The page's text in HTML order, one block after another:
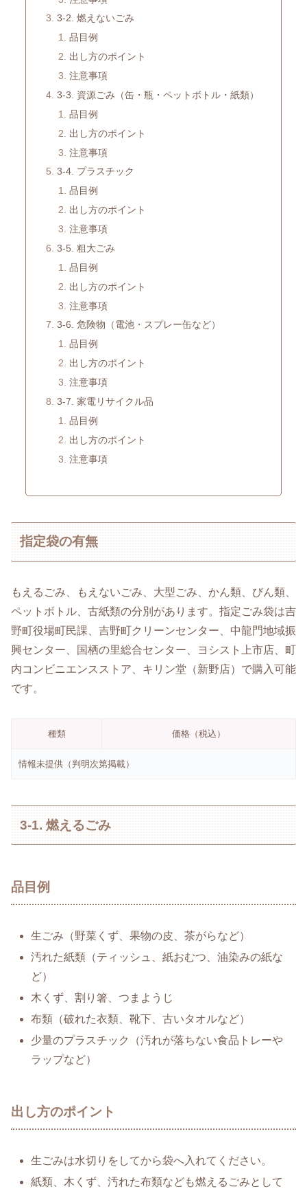
3-2. 燃えないごみ
品目例
出し方のポイント
注意事項
3-3. 資源ごみ（缶・瓶・ペットボトル・紙類）
品目例
出し方のポイント
注意事項
3-4. プラスチック
品目例
出し方のポイント
注意事項
3-5. 粗大ごみ
品目例
出し方のポイント
注意事項
3-6. 危険物（電池・スプレー缶など）
品目例
出し方のポイント
注意事項
3-7. 家電リサイクル品
品目例
出し方のポイント
注意事項
指定袋の有無
もえるごみ、もえないごみ、大型ごみ、かん類、びん類、
ペットボトル、古紙類の分別があります。指定ごみ袋は吉
野町役場町民課、吉野町クリーンセンター、中龍門地域振
興センター、国栖の里総合センター、ヨシスト上市店、町
内コンビニエンスストア、キリン堂（新野店）で購入可能
です。
種類 価格（税込）
情報未提供（判明次第掲載）
3-1. 燃えるごみ
品目例
生ごみ（野菜くず、果物の皮、茶がらなど）
汚れた紙類（ティッシュ、紙おむつ、油染みの紙な
ど）
木くず、割り箸、つまようじ
布類（破れた衣類、靴下、古いタオルなど）
少量のプラスチック（汚れが落ちない食品トレーや
ラップなど）
出し方のポイント
生ごみは水切りをしてから袋へ入れてください。
紙類、木くず、汚れた布類なども燃えるごみとして